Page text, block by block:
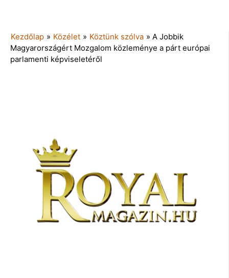
Kezdőlap » Közélet » Köztünk szólva » A Jobbik
Magyarországért Mozgalom közleménye a párt európai
parlamenti képviseletéről